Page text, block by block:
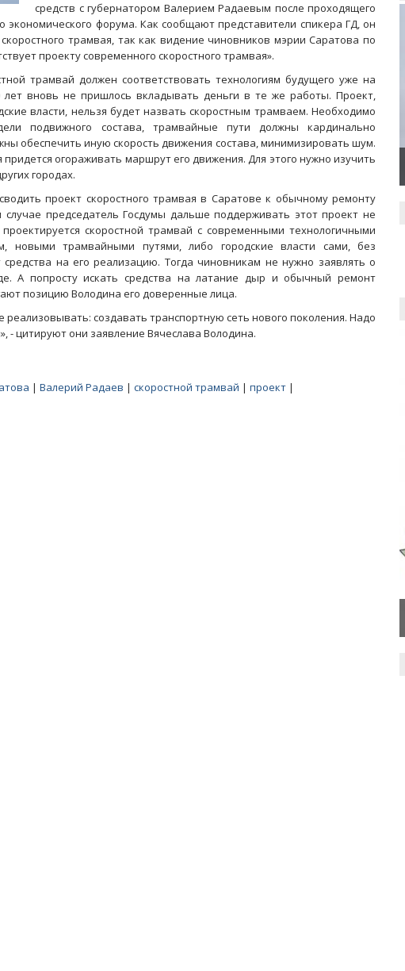
средств с губернатором Валерием Радаевым после проходящего
экономического форума. Как сообщают представители спикера ГД, он
трамвая, так как видение чиновников мэрии Саратова по
проекту современного скоростного трамвая».
трамвай должен соответствовать технологиям будущего уже на
вновь не пришлось вкладывать деньги в те же работы. Проект,
власти, нельзя будет назвать скоростным трамваем. Необходимо
подвижного состава, трамвайные пути должны кардинально
обеспечить иную скорость движения состава, минимизировать шум.
огораживать маршрут его движения. Для этого нужно изучить
городах.
проект скоростного трамвая в Саратове к обычному ремонту
председатель Госдумы дальше поддерживать этот проект не
скоростной трамвай с современными технологичными
новыми трамвайными путями, либо городские власти сами, без
на его реализацию. Тогда чиновникам не нужно заявлять о
А попросту искать средства на латание дыр и обычный ремонт
позицию Володина его доверенные лица.
реализовывать: создавать транспортную сеть нового поколения. Надо
- цитируют они заявление Вячеслава Володина.
| Валерий Радаев | скоростной трамвай | проект |